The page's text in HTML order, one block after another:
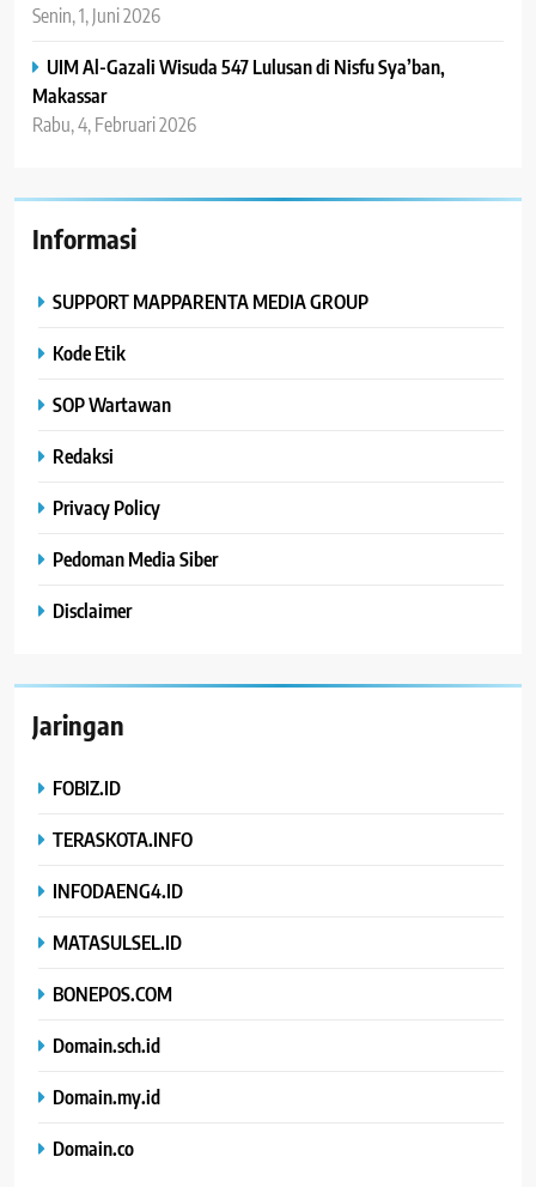
Senin, 1, Juni 2026
UIM Al-Gazali Wisuda 547 Lulusan di Nisfu Sya’ban,
Makassar
Rabu, 4, Februari 2026
Informasi
SUPPORT MAPPARENTA MEDIA GROUP
Kode Etik
SOP Wartawan
Redaksi
Privacy Policy
Pedoman Media Siber
Disclaimer
Jaringan
FOBIZ.ID
TERASKOTA.INFO
INFODAENG4.ID
MATASULSEL.ID
BONEPOS.COM
Domain.sch.id
Domain.my.id
Domain.co